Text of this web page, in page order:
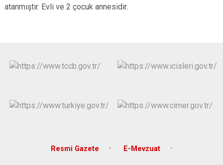
atanmıştır. Evli ve 2 çocuk annesidir.
Resmi Gazete E-Mevzuat